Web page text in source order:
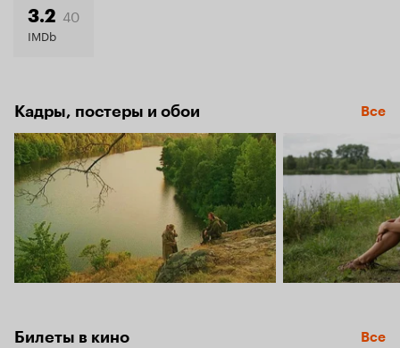
3.2 40
IMDb
Кадры, постеры и обои Все
Билеты в кино Все